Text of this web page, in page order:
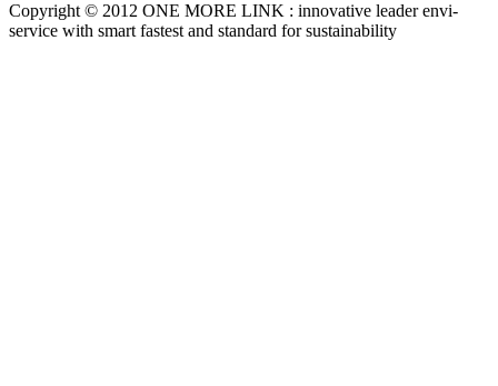
Copyright © 2012 ONE MORE LINK : innovative leader envi-
service with smart fastest and standard for sustainability